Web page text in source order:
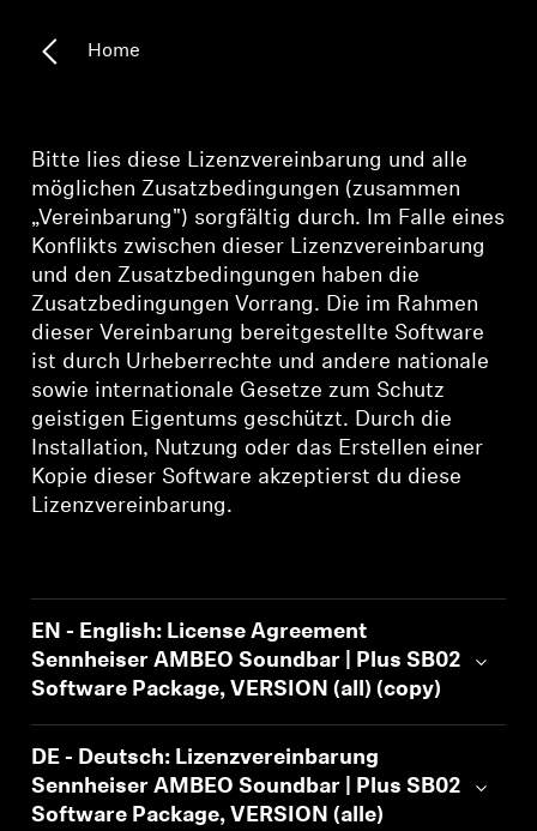
Kopfhörer-Ersatzteile & Zubehör
Hearing
Hearing
TV-Kopfhörer
Ressourcen zum Thema Hören
Original-Hörteile & Zubehör
Soundbars
AMBEO entdecken
AMBEO Ersatzteile & Zubehör
Entdecken
Home
Bitte lies diese Lizenzvereinbarung und alle
möglichen Zusatzbedingungen (zusammen
„Vereinbarung") sorgfältig durch. Im Falle eines
Konflikts zwischen dieser Lizenzvereinbarung
und den Zusatzbedingungen haben die
Zusatzbedingungen Vorrang. Die im Rahmen
dieser Vereinbarung bereitgestellte Software
ist durch Urheberrechte und andere nationale
sowie internationale Gesetze zum Schutz
geistigen Eigentums geschützt. Durch die
Installation, Nutzung oder das Erstellen einer
Kopie dieser Software akzeptierst du diese
Lizenzvereinbarung.
EN - English: License Agreement
Sennheiser AMBEO Soundbar | Plus SB02
Software Package, VERSION (all) (copy)
DE - Deutsch: Lizenzvereinbarung
Sennheiser AMBEO Soundbar | Plus SB02
Software Package, VERSION (alle)